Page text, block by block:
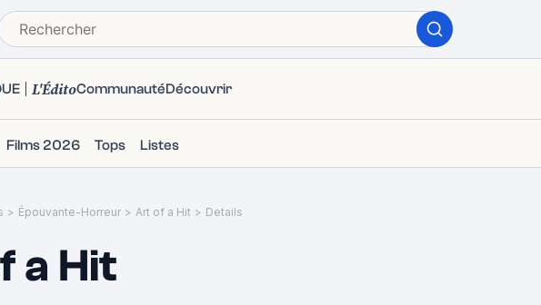
L'ÉditoCommunautéDécouvrir
Films 2026 Tops Listes
> Épouvante-Horreur > Art of a Hit > Details
a Hit